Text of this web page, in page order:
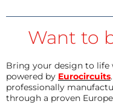
Want to
Bring your design to life
powered by Eurocircuits
professionally
through a proven